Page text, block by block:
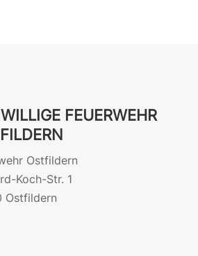
FEUERWEHR
Ostfildern
Koch-Str. 1
Ostfildern